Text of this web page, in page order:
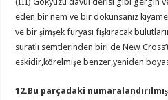
eden bir nem ve bir dokunsanız
ve bir şimşek furyası fışkıracak
suratlı semtlerinden biri de New
eskidir,körelmişe benzer,yeniden
12.Bu parçadaki